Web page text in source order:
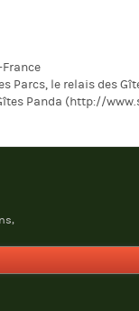
Parcs, le relais des
Panda (http://